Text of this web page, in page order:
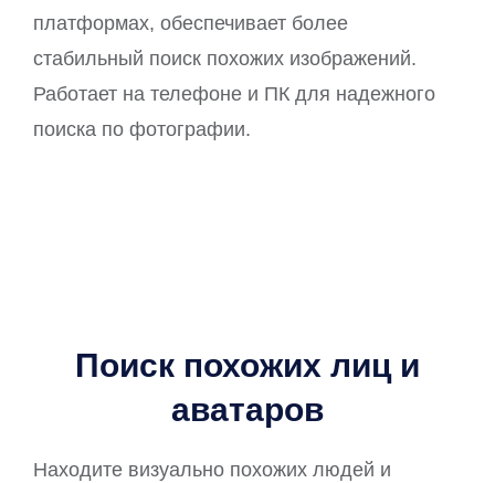
платформах, обеспечивает более
стабильный поиск похожих изображений.
Работает на телефоне и ПК для надежного
поиска по фотографии.
Поиск похожих лиц и
аватаров
Находите визуально похожих людей и